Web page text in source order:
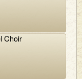
Choir